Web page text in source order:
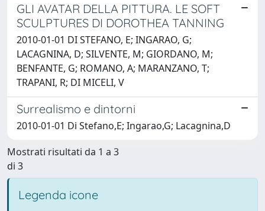
GLI AVATAR DELLA PITTURA. LE SOFT
SCULPTURES DI DOROTHEA TANNING
2010-01-01 DI STEFANO, E; INGARAO, G;
LACAGNINA, D; SILVENTE, M; GIORDANO, M;
BENFANTE, G; ROMANO, A; MARANZANO, T;
TRAPANI, R; DI MICELI, V
Surrealismo e dintorni
2010-01-01 Di Stefano,E; Ingarao,G; Lacagnina,D
Mostrati risultati da 1 a 3
di 3
Legenda icone